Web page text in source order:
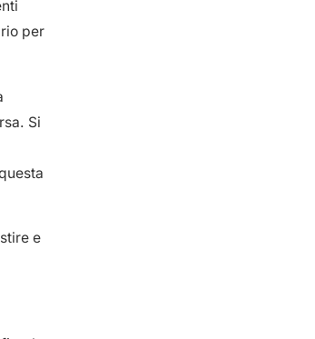
per
Si
e